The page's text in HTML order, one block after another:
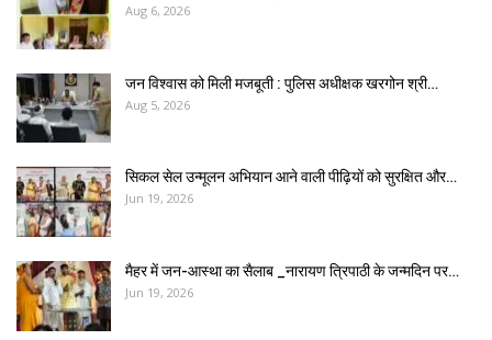
Aug 6, 2026
जन विश्वास को मिली मजबूती : पुलिस अधीक्षक खरगोन श्री…
Aug 5, 2026
सिकल सेल उन्मूलन अभियान आने वाली पीढ़ियों को सुरक्षित और…
Jun 19, 2026
मैहर में जन-आस्था का सैलाब _नारायण त्रिपाठी के जन्मदिन पर…
Jun 19, 2026